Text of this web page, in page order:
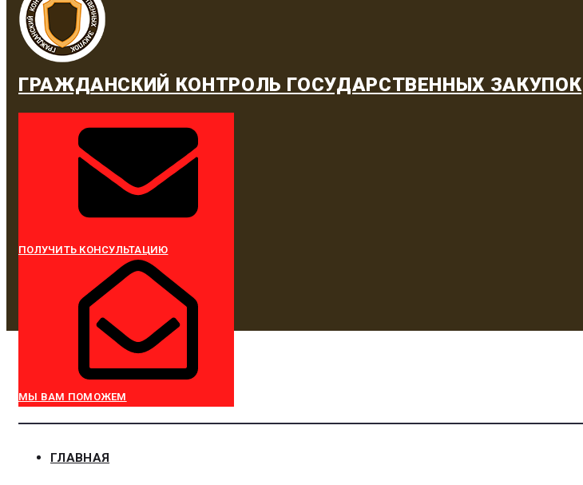
ГРАЖДАНСКИЙ КОНТРОЛЬ ГОСУДАРСТВЕННЫХ ЗАКУПОК
ПОЛУЧИТЬ КОНСУЛЬТАЦИЮ
МЫ ВАМ ПОМОЖЕМ
ГЛАВНАЯ